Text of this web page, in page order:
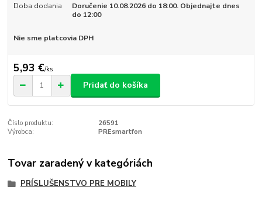
Doba dodania
Doručenie 10.08.2026 do 18:00. Objednajte dnes
do 12:00
Nie sme platcovia DPH
5,93 €/ks
Pridať do košíka
Číslo produktu:
26591
Výrobca:
PREsmartfon
Tovar zaradený v kategóriách
PRÍSLUŠENSTVO PRE MOBILY